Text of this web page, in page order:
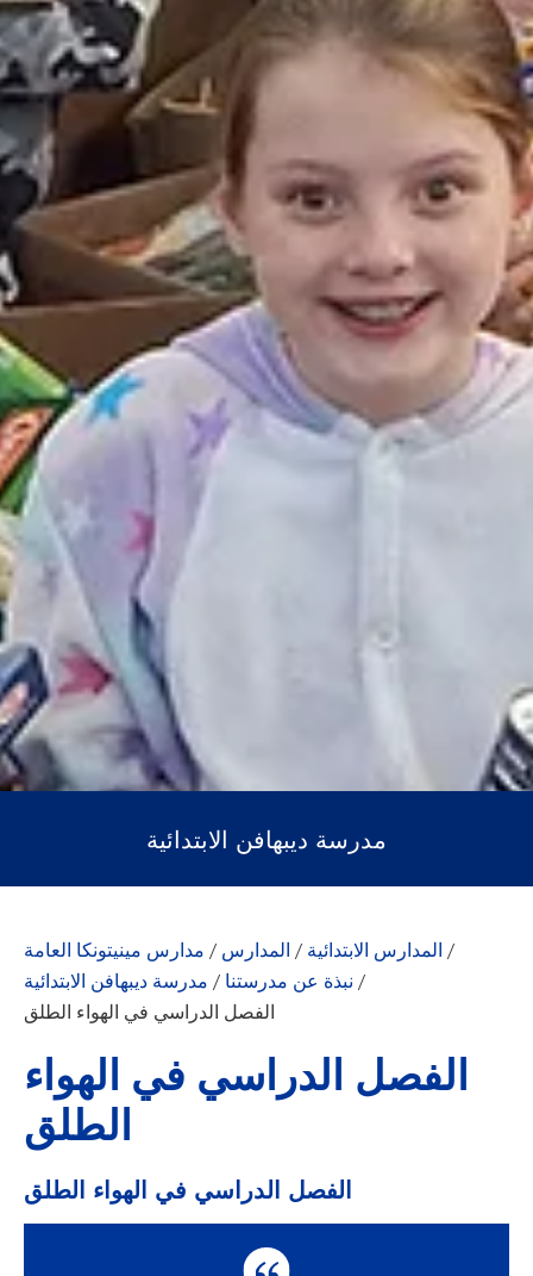
مدرسة ديبهافن الابتدائية
مدارس مينيتونكا العامة / المدارس / المدارس الابتدائية /
مدرسة ديبهافن الابتدائية / نبذة عن مدرستنا /
الفصل الدراسي في الهواء الطلق
الفصل الدراسي في الهواء
الطلق
الفصل الدراسي في الهواء الطلق